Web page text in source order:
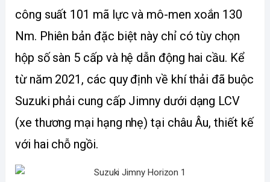
công suất 101 mã lực và mô-men xoắn 130
Nm. Phiên bản đặc biệt này chỉ có tùy chọn
hộp số sàn 5 cấp và hệ dẫn động hai cầu. Kể
từ năm 2021, các quy định về khí thải đã buộc
Suzuki phải cung cấp Jimny dưới dạng LCV
(xe thương mại hạng nhẹ) tại châu Âu, thiết kế
với hai chỗ ngồi.